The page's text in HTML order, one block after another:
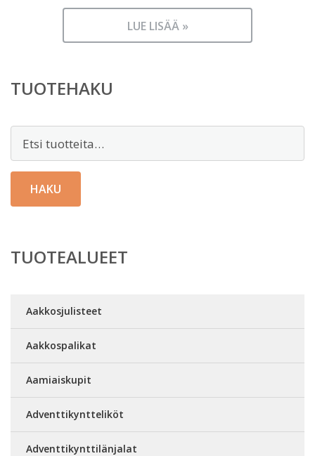
LUE LISÄÄ »
TUOTEHAKU
HAKU
TUOTEALUEET
Aakkosjulisteet
Aakkospalikat
Aamiaiskupit
Adventtikyntteliköt
Adventtikynttilänjalat